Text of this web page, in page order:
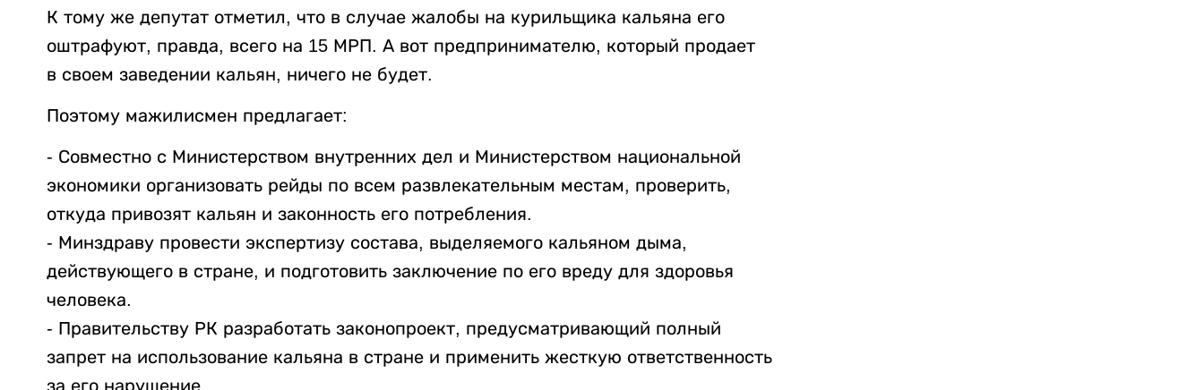
К тому же депутат отметил, что в случае жалобы на курильщика кальяна его
оштрафуют, правда, всего на 15 МРП. А вот предпринимателю, который продает
в своем заведении кальян, ничего не будет.
Поэтому мажилисмен предлагает:
- Совместно с Министерством внутренних дел и Министерством национальной
экономики организовать рейды по всем развлекательным местам, проверить,
откуда привозят кальян и законность его потребления.
- Минздраву провести экспертизу состава, выделяемого кальяном дыма,
действующего в стране, и подготовить заключение по его вреду для здоровья
человека.
- Правительству РК разработать законопроект, предусматривающий полный
запрет на использование кальяна в стране и применить жесткую ответственность
за его нарушение.